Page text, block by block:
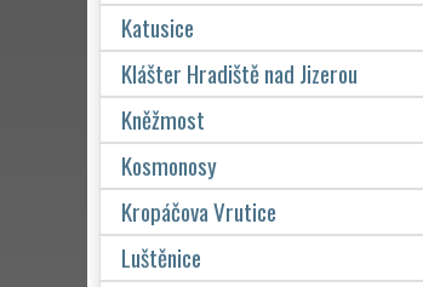
Katusice
Klášter Hradiště nad Jizerou
Kněžmost
Kosmonosy
Kropáčova Vrutice
Luštěnice